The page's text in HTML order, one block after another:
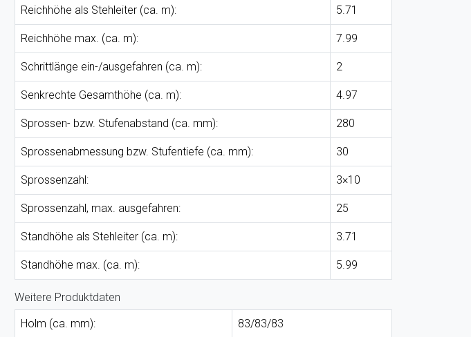
Reichhöhe als Stehleiter (ca. m): 5.71
Reichhöhe max. (ca. m): 7.99
Schrittlänge ein-/ausgefahren (ca. m): 2
Senkrechte Gesamthöhe (ca. m): 4.97
Sprossen- bzw. Stufenabstand (ca. mm): 280
Sprossenabmessung bzw. Stufentiefe (ca. mm): 30
Sprossenzahl: 3×10
Sprossenzahl, max. ausgefahren: 25
Standhöhe als Stehleiter (ca. m): 3.71
Standhöhe max. (ca. m): 5.99
Weitere Produktdaten
Holm (ca. mm):
83/83/83